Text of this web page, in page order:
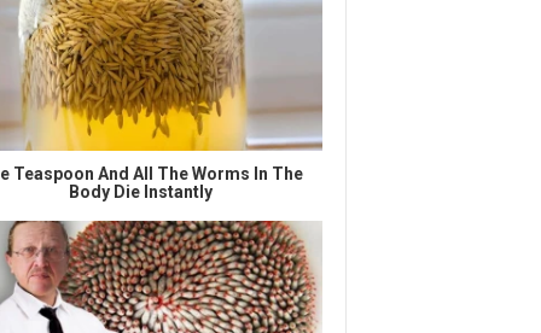
Teaspoon And All The Worms In The
Body Die Instantly